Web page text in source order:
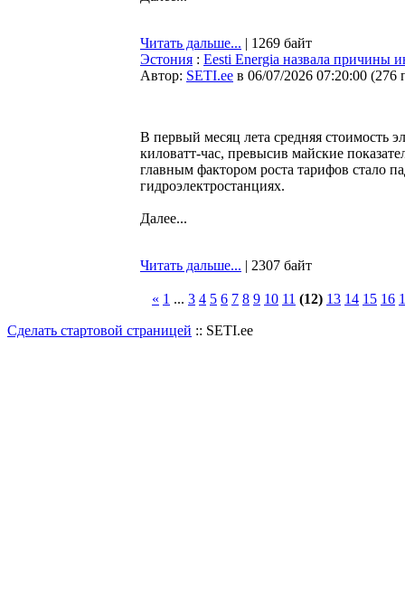
Читать дальше... | 1269 байт
Эстония : Eesti Energia назвала причины
Автор: SETI.ee в 06/07/2026 07:20:00 (276
В первый месяц лета средняя стоимость
киловатт-час, превысив майские
главным фактором роста тарифов стало
гидроэлектростанциях.
Далее...
Читать дальше... | 2307 байт
« 1 ... 3 4 5 6 7 8 9 10 11 (12) 13 14 15 16
Сделать стартовой страницей :: SETI.ee